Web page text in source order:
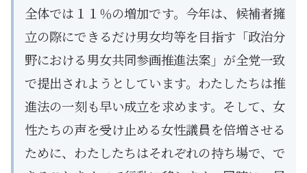
全体では１１％の増加です。今年は、候補者擁
立の際にできるだけ男女均等を目指す「政治分
野における男女共同参画推進法案」が全党一致
で提出されようとしています。わたしたちは推
進法の一刻も早い成立を求めます。そして、女
性たちの声を受け止める女性議員を倍増させる
ために、わたしたちはそれぞれの持ち場で、で